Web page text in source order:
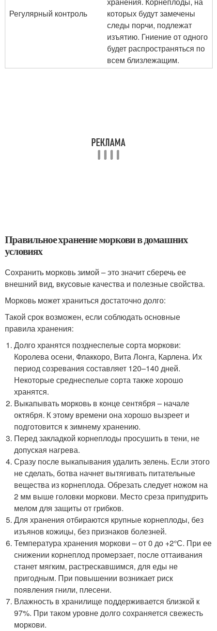
Регулярный контроль
которых будут замечены
следы порчи, подлежат
изъятию. Гниение от одного
будет распространяться по
всем близлежащим.
Правильное хранение моркови в домашних
условиях
Сохранить морковь зимой – это значит сберечь ее
внешний вид, вкусовые качества и полезные свойства.
Морковь может храниться достаточно долго:
Такой срок возможен, если соблюдать основные
правила хранения:
Долго хранятся позднеспелые сорта моркови:
Королева осени, Флаккоро, Вита Лонга, Карлена. Их
период созревания составляет 120–140 дней.
Некоторые среднеспелые сорта также хорошо
хранятся.
Выкапывать морковь в конце сентября – начале
октября. К этому времени она хорошо вызреет и
подготовится к зимнему хранению.
Перед закладкой корнеплоды просушить в тени, не
допуская нагрева.
Сразу после выкапывания удалить зелень. Если этого
не сделать, ботва начнет вытягивать питательные
вещества из корнеплода. Обрезать следует ножом на
2 мм выше головки моркови. Место среза припудрить
мелом для защиты от грибков.
Для хранения отбираются крупные корнеплоды, без
изъянов кожицы, без признаков болезней.
Температура хранения моркови – от 0 до +2°С. При ее
снижении корнеплод промерзает, после оттаивания
станет мягким, растрескавшимся, для еды не
пригодным. При повышении возникает риск
появления гнили, плесени.
Влажность в хранилище поддерживается близкой к
97%. При таком уровне долго сохраняется свежесть
моркови.